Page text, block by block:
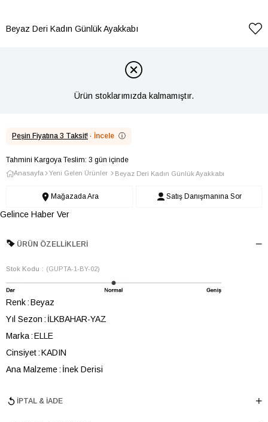
Beyaz Deri Kadın Günlük Ayakkabı
Ürün stoklarımızda kalmamıştır.
Peşin Fiyatına 3 Taksit! · İncele ⓘ
Tahmini Kargoya Teslim: 3 gün içinde
Anasayfa Yeni Gelen Ürünler Beyaz Deri Kadın Günlük Ayakkabı
Mağazada Ara Satış Danışmanına Sor
Gelince Haber Ver
ÜRÜN ÖZELLIKLERI
Stok Kodu (GUPTA-1-BY-02)
Renk Beyaz
Yıl Sezon
İLKBAHAR-YAZ
Marka ELLE
Cinsiyet KADIN
Ana Malzeme İnek Derisi
Topuk Boyu 1 cm
İPTAL & İADE